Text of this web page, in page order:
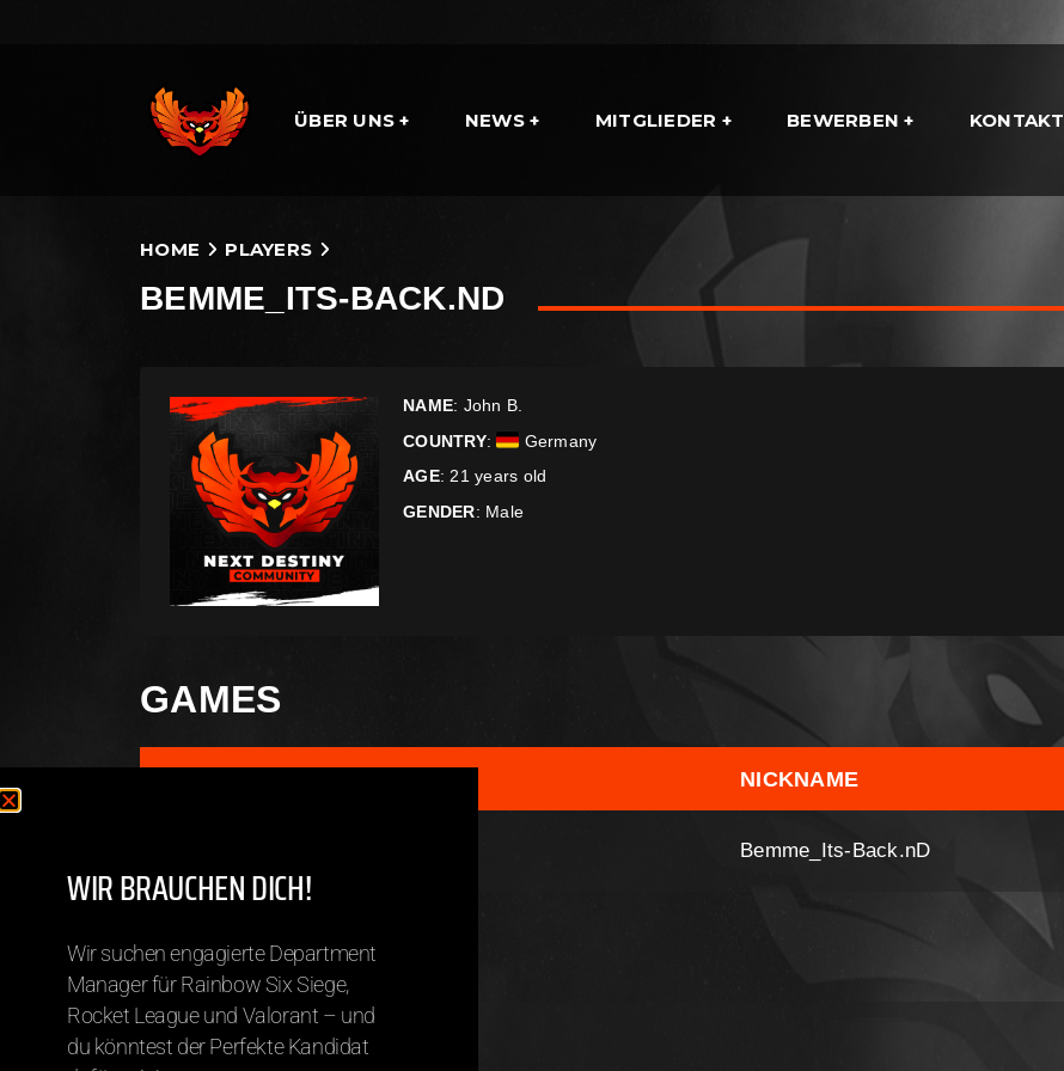
ÜBER UNS NEWS MITGLIEDER BEWERBEN KONTAKT
HOME PLAYERS
BEMME_ITS-BACK.ND
NAME: John B.
COUNTRY:
Germany
AGE: 21 years old
GENDER: Male
GAMES
NICKNAME
Bemme_Its-Back.nD
TEAMS
RL – Team Ghosts
WIR BRAUCHEN DICH!
Wir suchen engagierte Department
Manager für Rainbow Six Siege,
Rocket League und Valorant – und
du könntest der Perfekte Kandidat